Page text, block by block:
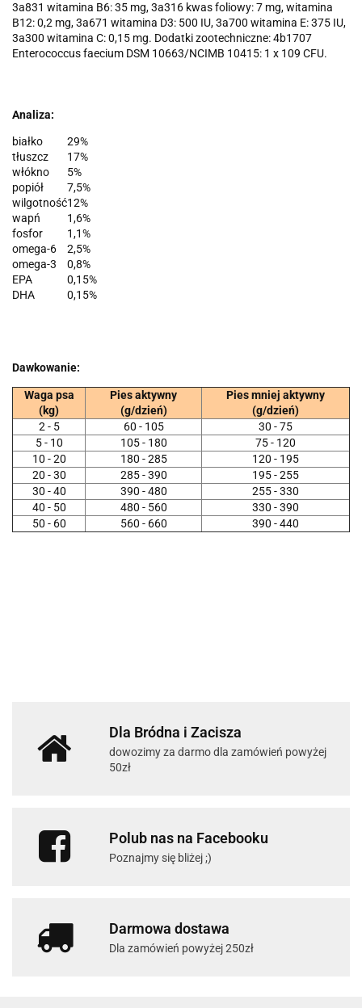
3a831 witamina B6: 35 mg, 3a316 kwas foliowy: 7 mg, witamina
B12: 0,2 mg, 3a671 witamina D3: 500 IU, 3a700 witamina E: 375 IU,
3a300 witamina C: 0,15 mg. Dodatki zootechniczne: 4b1707
Enterococcus faecium DSM 10663/NCIMB 10415: 1 x 109 CFU.
Analiza:
białko
29%
tłuszcz
17%
włókno
5%
popiół
7,5%
wilgotność12%
wapń
1,6%
fosfor
1,1%
omega-6
2,5%
omega-3
0,8%
EPA
0,15%
DHA
0,15%
Dawkowanie:
Waga psa
(kg)
Pies aktywny
(g/dzień)
Pies mniej aktywny
(g/dzień)
2 - 5
60 - 105
30 - 75
5 - 10
105 - 180
75 - 120
10 - 20
180 - 285
120 - 195
20 - 30
285 - 390
195 - 255
30 - 40
390 - 480
255 - 330
40 - 50
480 - 560
330 - 390
50 - 60
560 - 660 390 - 440
Dla Bródna i Zacisza
dowozimy za darmo dla zamówień powyżej
50zł
Polub nas na Facebooku
Poznajmy się bliżej ;)
Darmowa dostawa
Dla zamówień powyżej 250zł